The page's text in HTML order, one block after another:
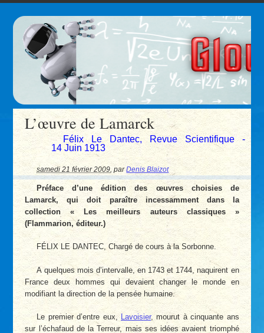
L’œuvre de Lamarck
Félix Le Dantec, Revue Scientifique -
14 Juin 1913
samedi 21 février 2009,parDenis Blaizot
Préface d’une édition des œuvres choisies de
Lamarck, qui doit paraître incessamment dans la
collection « Les meilleurs auteurs classiques »
(Flammarion, éditeur.)
FÉLIX LE DANTEC, Chargé de cours à la Sorbonne.
A quelques mois d’intervalle, en 1743 et 1744, naquirent en
France deux hommes qui devaient changer le monde en
modifiant la direction de la pensée humaine.
Le premier d’entre eux,Lavoisier, mourut à cinquante ans
sur l’échafaud de la Terreur, mais ses idées avaient triomphé